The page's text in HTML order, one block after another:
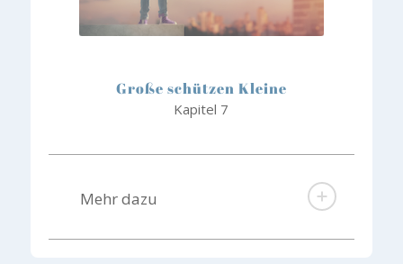
Große schützen Kleine
Kapitel 7
Mehr dazu